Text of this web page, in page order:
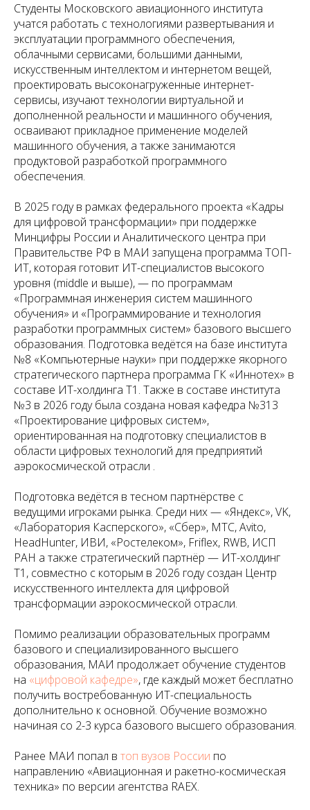
Студенты Московского авиационного института
учатся работать с технологиями развертывания и
эксплуатации программного обеспечения,
облачными сервисами, большими данными,
искусственным интеллектом и интернетом вещей,
проектировать высоконагруженные интернет-
сервисы, изучают технологии виртуальной и
дополненной реальности и машинного обучения,
осваивают прикладное применение моделей
машинного обучения, а также занимаются
продуктовой разработкой программного
обеспечения.
В 2025 году в рамках федерального проекта «Кадры
для цифровой трансформации» при поддержке
Минцифры России и Аналитического центра при
Правительстве РФ в МАИ запущена программа ТОП-
ИТ, которая готовит ИТ-специалистов высокого
уровня (middle и выше), — по программам
«Программная инженерия систем машинного
обучения» и «Программирование и технология
разработки программных систем» базового высшего
образования. Подготовка ведётся на базе института
№8 «Компьютерные науки» при поддержке якорного
стратегического партнера программа ГК «Иннотех» в
составе ИТ-холдинга Т1. Также в составе института
№3 в 2026 году была создана новая кафедра №313
«Проектирование цифровых систем»,
ориентированная на подготовку специалистов в
области цифровых технологий для предприятий
аэрокосмической отрасли .
Подготовка ведётся в тесном партнёрстве с
ведущими игроками рынка. Среди них — «Яндекс», VK,
«Лаборатория Касперского», «Сбер», МТС, Avito,
HeadHunter, ИВИ, «Ростелеком», Friflex, RWB, ИСП
РАН а также стратегический партнёр — ИТ-холдинг
Т1, совместно с которым в 2026 году создан Центр
искусственного интеллекта для цифровой
трансформации аэрокосмической отрасли.
Помимо реализации образовательных программ
базового и специализированного высшего
образования, МАИ продолжает обучение студентов
на «цифровой кафедре», где каждый может бесплатно
получить востребованную ИТ-специальность
дополнительно к основной. Обучение возможно
начиная со 2-3 курса базового высшего образования.
Ранее МАИ попал в топ вузов России по
направлению «Авиационная и ракетно-космическая
техника» по версии агентства RAEX.